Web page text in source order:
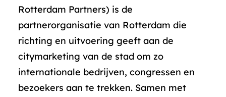
Rotterdam Partners) is de
partnerorganisatie van Rotterdam die
richting en uitvoering geeft aan de
citymarketing van de stad om zo
internationale bedrijven, congressen en
bezoekers aan te trekken. Samen met